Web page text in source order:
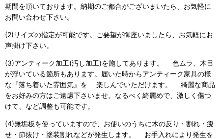
期間を頂いております。納期のご都合がございまいたら、お気軽に
お問い合わせ下さい。
(2)サイズの指定が可能です。ご要望が御座いましたら、お気軽にお
声掛け下さい。
(3)アンティーク加工(汚し加工)を施してあります。 色ムラ、木目
が浮いている箇所もあります。届いた時からアンティーク家具の様
な『落ち着いた雰囲気』を 楽しんでいただけます。 綺麗な商品
をお好みの方はご遠慮下さいませ。なるべく綺麗めで、激しく傷つ
けて、など調整も可能です。
(4)無垢板を使っていますので、お使いのうちに木の反り・割れ・痩
せ・節抜け・塗装割れなどが発生します。 お手入れにより発生を